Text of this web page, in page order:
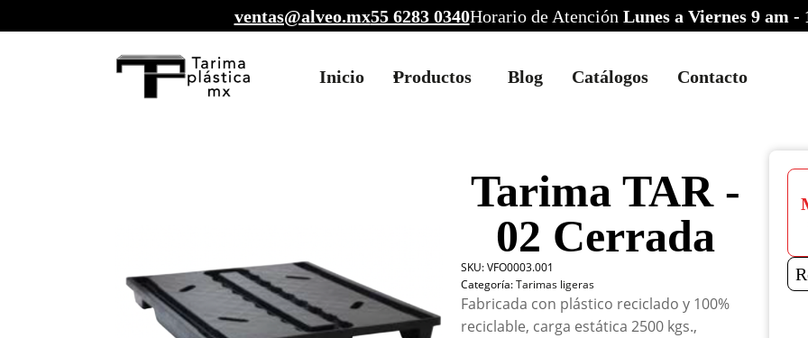
ventas@alveo.mx55 6283 0340Horario de Atención Lunes a Viernes 9 am
Inicio Productos Blog Catálogos Contacto
Tarima TAR -
02 Cerrada
SKU:VFO0003.001
Categoría:Tarimas ligeras
Fabricada con plástico reciclado y 100%
reciclable, carga estática 2500 kgs.,